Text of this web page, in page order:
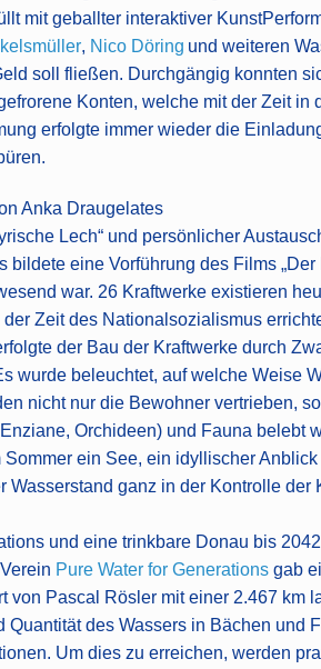
mit geballter interaktiver
, Nico Döring und weiteren
soll fließen. Durchgängig konnten
Konten, welche mit der Zeit
erfolgte immer wieder die
Anka Draugelates
Lech“ und persönlicher
bildete eine Vorführung des Films
war. 26 Kraftwerke existieren
Zeit des Nationalsozialismus
der Bau der Kraftwerke durch
wurde beleuchtet, auf welche Weise
nicht nur die Bewohner vertrieben,
Orchideen) und Fauna
ein See, ein idyllischer
Wasserstand ganz in der Kontrolle
und eine trinkbare Donau bis 2042
Pure Water for Generations gab
von Pascal Rösler mit einer 2.467
Quantität des Wassers in Bächen
Um dies zu erreichen, werden